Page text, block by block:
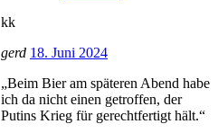
kk
gerd 18. Juni 2024
„Beim Bier am späteren Abend habe
ich da nicht einen getroffen, der
Putins Krieg für gerechtfertigt hält.“